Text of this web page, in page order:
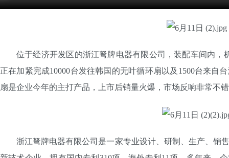
位于经济开发区的浙江弩牌电器有限公司，装配车间内，
正在加紧完成10000台发往韩国的无叶循环扇以及1500台来自
扇是企业今年的主打产品，上市后销量火爆，市场反响非常不
浙江弩牌电器有限公司是一家专业设计、研制、生产、销